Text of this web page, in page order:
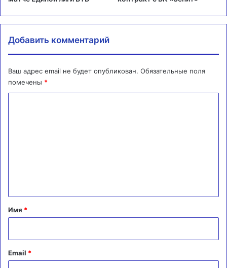
Добавить комментарий
Ваш адрес email не будет опубликован. Обязательные поля
помечены *
а
и
й
Имя *
Email *